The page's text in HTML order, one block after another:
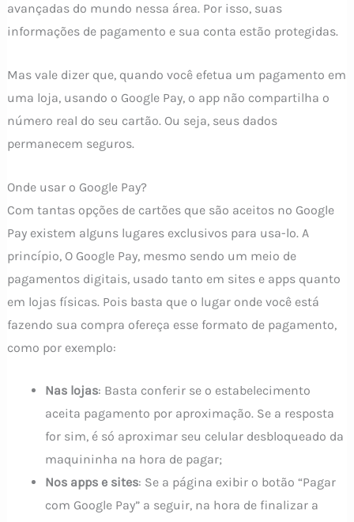
avançadas do mundo nessa área. Por isso, suas
informações de pagamento e sua conta estão protegidas.
Mas vale dizer que, quando você efetua um pagamento em
uma loja, usando o Google Pay, o app não compartilha o
número real do seu cartão. Ou seja, seus dados
permanecem seguros.
Onde usar o Google Pay?
Com tantas opções de cartões que são aceitos no Google
Pay existem alguns lugares exclusivos para usa-lo. A
princípio, O Google Pay, mesmo sendo um meio de
pagamentos digitais, usado tanto em sites e apps quanto
em lojas físicas. Pois basta que o lugar onde você está
fazendo sua compra ofereça esse formato de pagamento,
como por exemplo:
Nas lojas: Basta conferir se o estabelecimento
aceita pagamento por aproximação. Se a resposta
for sim, é só aproximar seu celular desbloqueado da
maquininha na hora de pagar;
Nos apps e sites: Se a página exibir o botão “Pagar
com Google Pay” a seguir, na hora de finalizar a